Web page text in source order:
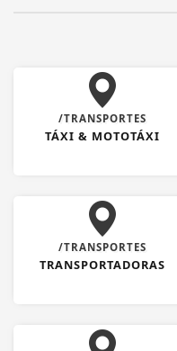
/TRANSPORTES
TÁXI & MOTOTÁXI
/TRANSPORTES
TRANSPORTADORAS